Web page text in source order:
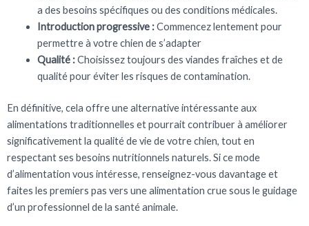
a des besoins spécifiques ou des conditions médicales.
Introduction progressive :Commencez lentement pour
permettre à votre chien de s’adapter
Qualité :Choisissez toujours des viandes fraîches et de
qualité pour éviter les risques de contamination.
En définitive, cela offre une alternative intéressante aux
alimentations traditionnelles et pourrait contribuer à améliorer
significativement la qualité de vie de votre chien, tout en
respectant ses besoins nutritionnels naturels. Si ce mode
d’alimentation vous intéresse, renseignez-vous davantage et
faites les premiers pas vers une alimentation crue sous le guidage
d’un professionnel de la santé animale.